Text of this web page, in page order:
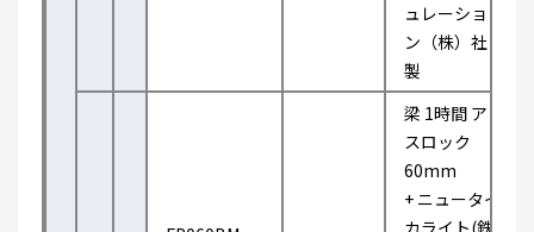
ュレーショ
ン（株）社
製
梁 1時間 ア
スロック
60mm
+ ニュータイ
カライト(鉄